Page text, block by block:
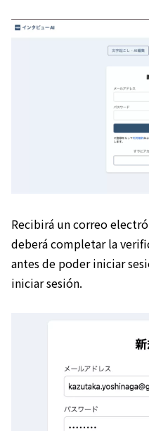
Recibirá un correo
deberá completar la
antes de poder iniciar
iniciar sesión.